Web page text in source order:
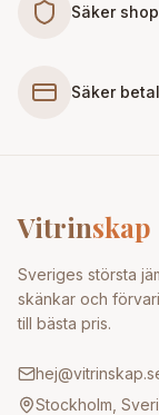
Säker
Säker
Vitrinskap
Sveriges största
skänkar och
till bästa pris.
Stockholm,